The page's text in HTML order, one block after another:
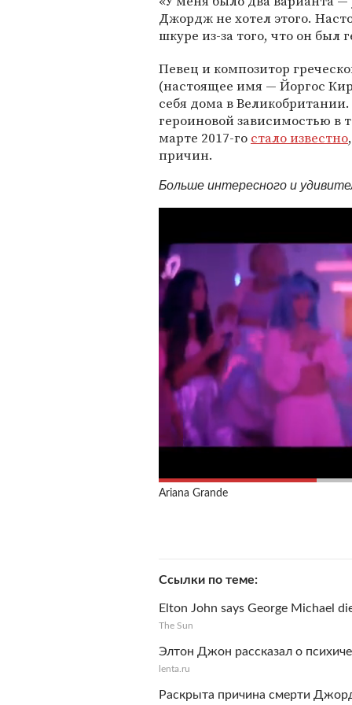
Джордж не хотел этого.
шкуре из-за того, что он
Певец и композитор
(настоящее имя — Йоргос
себя дома в
героиновой зависимостью в
марте 2017-го стало известно
причин.
Больше интересного и
Ariana Grande
Ссылки по теме
Elton John says George Michael
The Sun
Элтон Джон рассказал о
lenta.ru
Раскрыта причина смерти